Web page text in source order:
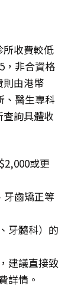
所收費較低
，非合資格
則由港幣
、醫生專科
詢具體收
或更
牙齒矯正等
牙髓科）的
建議直接致
詳情。